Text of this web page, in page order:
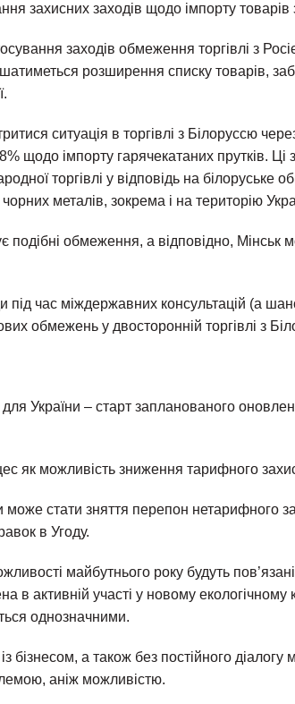
захисних заходів щодо імпорту
заходів обмеження торгівлі з
розширення списку товарів,
ситуація в торгівлі з Білоруссю
щодо імпорту гарячекатаних прутків. Ці
торгівлі у відповідь на білоруське
чорних металів, зокрема і на територію
подібні обмеження, а відповідно, Мінськ
під час міждержавних консультацій (а
обмежень у двосторонній торгівлі з
України – старт запланованого
як можливість зниження тарифного
стати зняття перепон нетарифного
в Угоду.
майбутнього року будуть
в активній участі у новому
однозначними.
бізнесом, а також без постійного
аніж можливістю.